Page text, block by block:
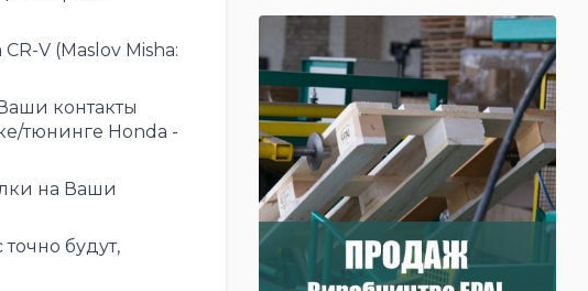
V (Maslov Misha:
контакты
тюнинге Honda -
на Ваши
будут,